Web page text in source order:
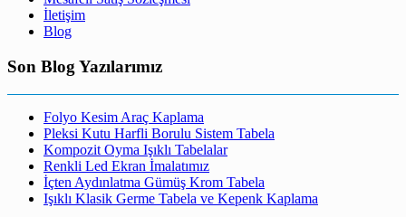
İletişim
Blog
Son Blog Yazılarımız
Folyo Kesim Araç Kaplama
Pleksi Kutu Harfli Borulu Sistem Tabela
Kompozit Oyma Işıklı Tabelalar
Renkli Led Ekran İmalatımız
İçten Aydınlatma Gümüş Krom Tabela
Işıklı Klasik Germe Tabela ve Kepenk Kaplama